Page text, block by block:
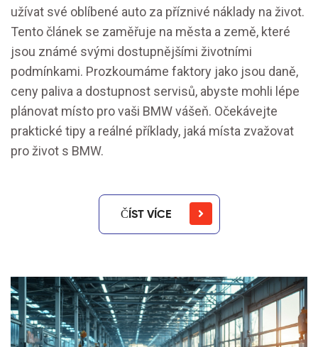
užívat své oblíbené auto za příznivé náklady na život.
Tento článek se zaměřuje na města a země, které
jsou známé svými dostupnějšími životními
podmínkami. Prozkoumáme faktory jako jsou daně,
ceny paliva a dostupnost servisů, abyste mohli lépe
plánovat místo pro vaši BMW vášeň. Očekávejte
praktické tipy a reálné příklady, jaká místa zvažovat
pro život s BMW.
ČÍST VÍCE